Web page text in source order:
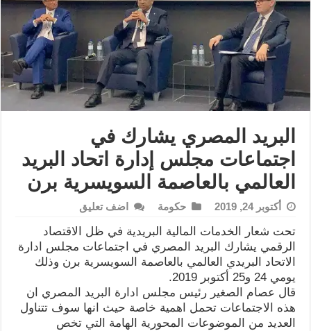
البريد المصري يشارك في
اجتماعات مجلس إدارة اتحاد البريد
العالمي بالعاصمة السويسرية برن
أكتوبر 24, 2019 حكومة اضف تعليق
تحت شعار الخدمات المالية البريدية في ظل الاقتصاد
الرقمي يشارك البريد المصري في اجتماعات مجلس ادارة
الاتحاد البريدي العالمي بالعاصمة السويسرية برن وذلك
يومي 24 و25 أكتوبر 2019.
قال عصام الصغير رئيس مجلس ادارة البريد المصري ان
هذه الاجتماعات تحمل اهمية خاصة حيث انها سوف تتناول
العديد من الموضوعات المحورية الهامة التي تخص